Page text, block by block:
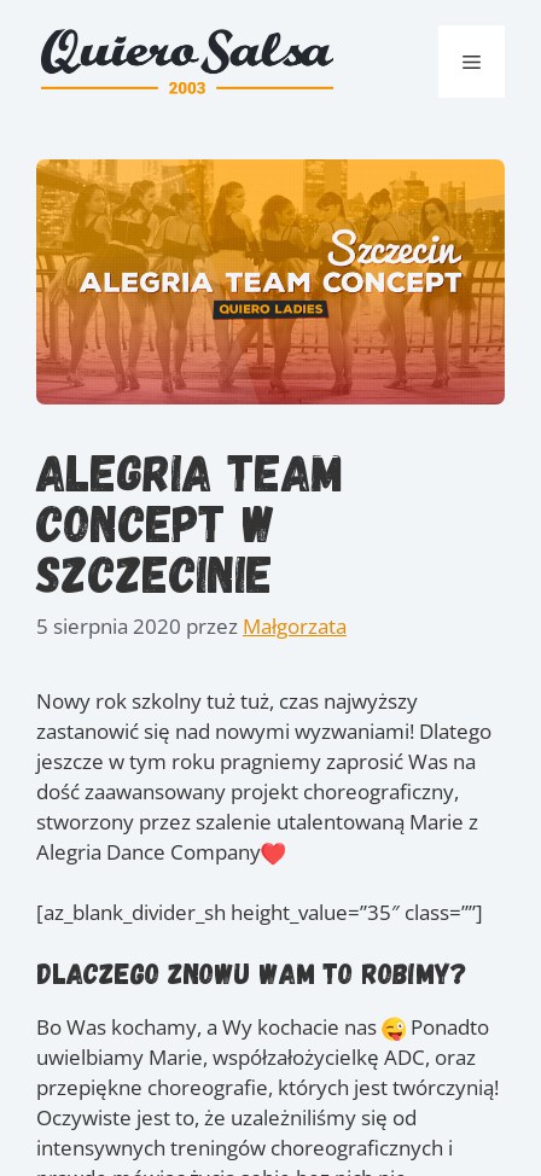
treści
Menu
Alegria Team
Concept w
Szczecinie
5 sierpnia 2020 przez Małgorzata
Nowy rok szkolny tuż tuż, czas najwyższy
zastanowić się nad nowymi wyzwaniami! Dlatego
jeszcze w tym roku pragniemy zaprosić Was na
dość zaawansowany projekt choreograficzny,
stworzony przez szalenie utalentowaną Marie z
Alegria Dance Company
[az_blank_divider_sh height_value=”35″ class=””]
Dlaczego znowu Wam to robimy?
Bo Was kochamy, a Wy kochacie nas
Ponadto
uwielbiamy Marie, współzałożycielkę ADC, oraz
przepiękne choreografie, których jest twórczynią!
Oczywiste jest to, że uzależniliśmy się od
intensywnych treningów choreograficznych i